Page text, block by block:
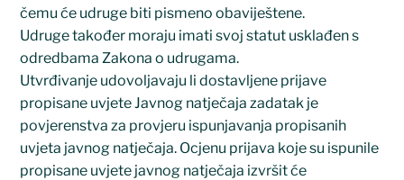
čemu će udruge biti pismeno obaviještene.
Udruge također moraju imati svoj statut usklađen s
odredbama Zakona o udrugama.
Utvrđivanje udovoljavaju li dostavljene prijave
propisane uvjete Javnog natječaja zadatak je
povjerenstva za provjeru ispunjavanja propisanih
uvjeta javnog natječaja. Ocjenu prijava koje su ispunile
propisane uvjete javnog natječaja izvršit će